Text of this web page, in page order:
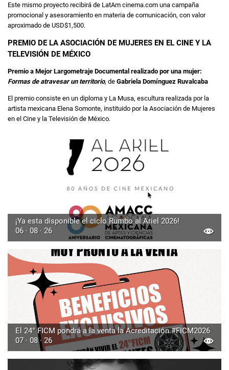
Este mismo proyecto recibirá de LatAm cinema.com una campaña
promocional y asesoramiento en materia de comunicación, con valor
aproximado de USD$1,500.
PREMIO DE LA ASOCIACIÓN DE MUJERES EN EL CINE Y LA
TELEVISIÓN DE MÉXICO
Premio a Mejor Largometraje Documental realizado por una mujer:
Formas de atravesar un territorio, de Gabriela Domínguez Ruvalcaba
El premio consiste en un diploma y La Musa, escultura realizada por la
artista mexicana Elena Somonte, instituido por la Asociación de Mujeres
en el Cine y la Televisión de México.
¡Ya esta disponible el ciclo Rumbo al Ariel 2026!
06 · 08 · 26
El 24° FICM pondrá a la venta la Acreditación #FICM2026
07 · 08 · 26